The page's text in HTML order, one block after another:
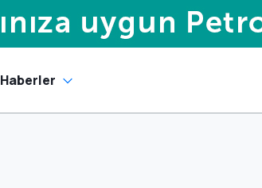
Haberler